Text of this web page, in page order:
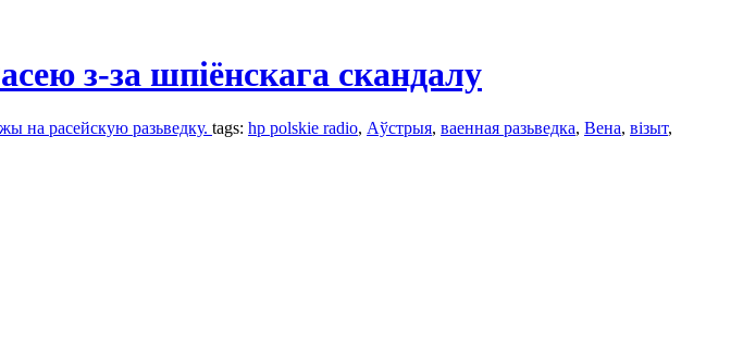
з-за шпіёнскага скандалу
на расейскую разьведку. tags: hp polskie radio, Аўстрыя, ваенная разьведка, Вена, візыт,